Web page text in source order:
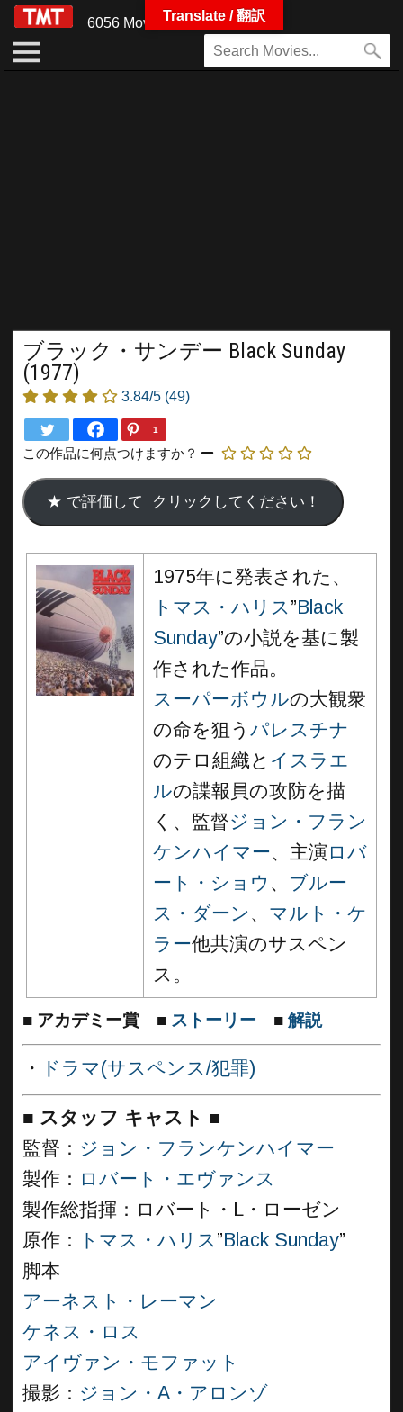
6056 Movies
ブラック・サンデー Black Sunday
(1977)
3.84/5 (49)
1
この作品に何点つけますか？
1975年に発表された、
トマス・ハリス”Black
Sunday”の小説を基に製
作された作品。
スーパーボウルの大観衆
の命を狙う パレスチナ
のテロ組織と イスラエ
ルの諜報員の攻防を描
く、監督ジョン・フラン
ケンハイマー、主演 ロバ
ート・ショウ 、 ブルー
ス・ダーン 、 マルト・ケ
ラー他共演のサスペン
ス。
■ アカデミー賞 ■ ストーリー ■ 解説
・ ドラマ(サスペンス/犯罪)
■ スタッフ キャスト ■
監督： ジョン・フランケンハイマー
製作： ロバート・エヴァンス
製作総指揮：ロバート・L・ローゼン
原作：
トマス・ハリス”Black Sunday”
脚本
アーネスト・レーマン
ケネス・ロス
アイヴァン・モファット
撮影： ジョン・A・アロンゾ
Translate / 翻訳